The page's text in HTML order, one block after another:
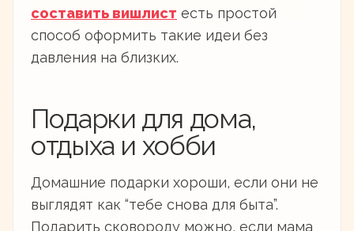
составить вишлист есть простой
способ оформить такие идеи без
давления на близких.
Подарки для дома,
отдыха и хобби
Домашние подарки хороши, если они не
выглядят как “тебе снова для быта”.
Подарить сковороду можно, если мама